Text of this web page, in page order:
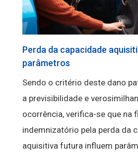
Perda da capacidade
parâmetros
Sendo o critério deste dano
a previsibilidade e
ocorrência, verifica-se que na
indemnizatório pela perda da
aquisitiva futura influem